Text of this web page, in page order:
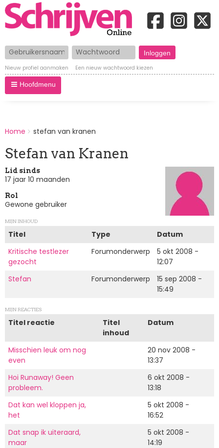
Gebruikersnaam Wachtwoord
Nieuw profiel aanmaken Een nieuw wachtwoord kiezen
Hoofdmenu
BREADCRUMBS
You
here:
Home stefan van kranen
Stefan van Kranen
Lid sinds
17 jaar 10 maanden
Rol
Gewone gebruiker
MIJN INHOUD
Titel Type
Datum
Kritische testlezer
gezocht
Forumonderwerp
5 okt 2008 -
12:07
Stefan
Forumonderwerp
15 sep 2008 -
15:49
MIJN REACTIES
Titel reactie
Titel
inhoud
Datum
Misschien leuk om nog
even
20 nov 2008 -
13:37
Hoi Runaway! Geen
probleem.
6 okt 2008 -
13:18
Dat kan wel kloppen ja,
het
5 okt 2008 -
16:52
Dat snap ik uiteraard,
maar
5 okt 2008 -
14:19